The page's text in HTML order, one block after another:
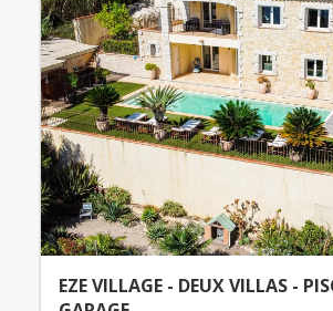
EZE VILLAGE - DEUX VILLAS -